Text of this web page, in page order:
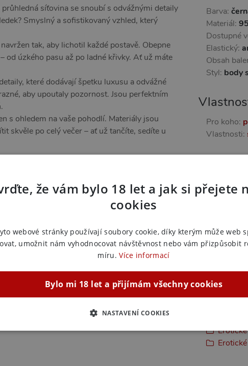
síťovina se snoubí s odvážnými detaily
Smyslný a sofistikovaný vzhled, který
tak, aby lichotil každé postavě. Obepne
od úzkého pasu až po ladné křivky. Ať už máte
které dodávají špetku luxusu a odvážné
aby upoutaly pozornost. Jsou perfektním
s ohledem na vaše pohodlí. Materiály jsou
skvěle po celý večer – ať už tančíte, sedíte u
Barva:
Materiál:
Dostupné
Elastický:
Obsah
Styl: body
Pro koho:
Vlastnosti:
Náš kód:
Výrobce:
Erotické
Erotické
že vám bylo 18 let a jak si přejete
cookies
webové stránky používají soubory cookie, díky kterým může web
umožnit nám vyhodnocovat návštěvnost nebo vám přizpůsobit
míru. Více informací
Bylo mi 18 let a přijímám všechny cookies
NASTAVENÍ COOKIES
NEZBYTNĚ NUTNÉ ANALYTICKÉ MARKETINGOVÉ